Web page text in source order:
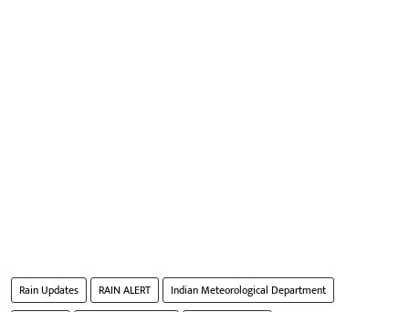
Rain Updates RAIN ALERT
Indian Meteorological Department